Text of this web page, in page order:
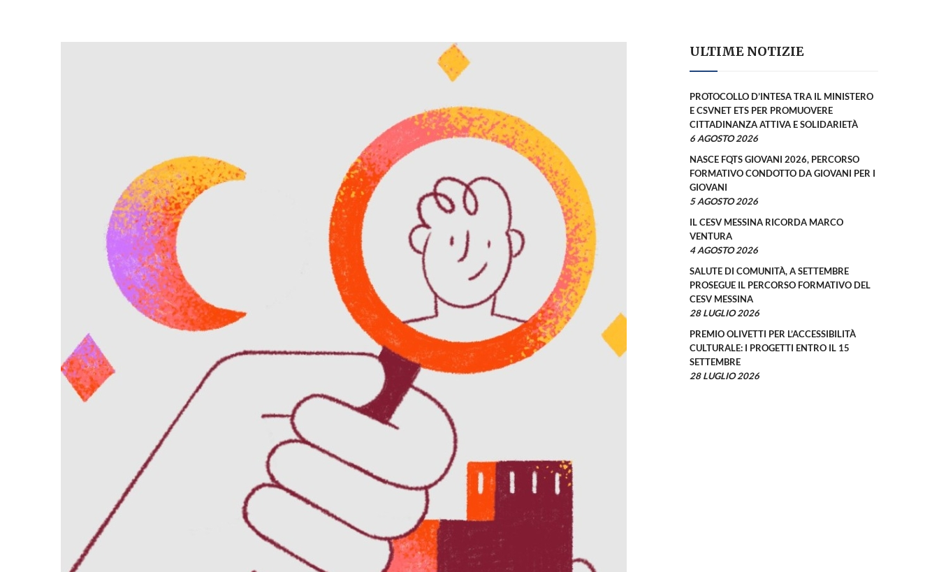
ULTIME NOTIZIE
PROTOCOLLO D’INTESA TRA IL MINISTERO
E CSVNET ETS PER PROMUOVERE
CITTADINANZA ATTIVA E SOLIDARIETÀ
6 AGOSTO 2026
NASCE FQTS GIOVANI 2026, PERCORSO
FORMATIVO CONDOTTO DA GIOVANI PER I
GIOVANI
5 AGOSTO 2026
IL CESV MESSINA RICORDA MARCO
VENTURA
4 AGOSTO 2026
SALUTE DI COMUNITÀ, A SETTEMBRE
PROSEGUE IL PERCORSO FORMATIVO DEL
CESV MESSINA
28 LUGLIO 2026
PREMIO OLIVETTI PER L’ACCESSIBILITÀ
CULTURALE: I PROGETTI ENTRO IL 15
SETTEMBRE
28 LUGLIO 2026